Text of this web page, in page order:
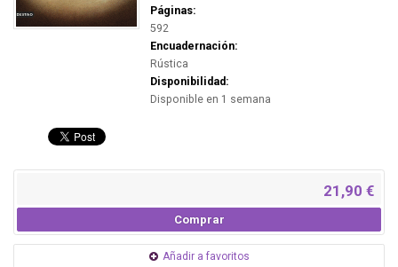
Páginas:
592
Encuadernación:
Rústica
Disponibilidad:
Disponible en 1 semana
21,90 €
Comprar
Añadir a favoritos